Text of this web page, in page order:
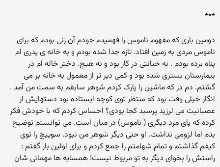
***
دومین باری که مفهوم ناموس را فهمیدم خودم آن زنی بودم که برای
ناموس مردی به زمین افتاد. تازه جدا شده بودم و به خانه ی پدری ام
پناه برده بودم . نه خیانتی در کار بود و نه هیچ. دختر خاله ام در
بیمارستان بستری شده بود و کمی دیر تر از معمول به خانه بر می
گشتم. دم در که ماشین را پارک کردم شوهر سابقم به سمت من آمد .
انگار خیلی وقت بود که منتظر توی کوچه ایستاده بود دستهایش از
عصبانیت می لرزید پرسید کجا بودی؟ احساس کردم که با خودش فکر
کرده که پای مرد دیگری ( ناموس) در میان است. می توانستم توضیح
بدم اما لزومی نداشت. او حتی دیگر شوهر من نبود. سوییچ را توی
کیفم گذاشتم و تمام شهامتم را جمع کردم و برای اولین بار گفتم :
راستش را بخوای دیگر به تو مربوط نیست! همسایه ها مهمانی شان